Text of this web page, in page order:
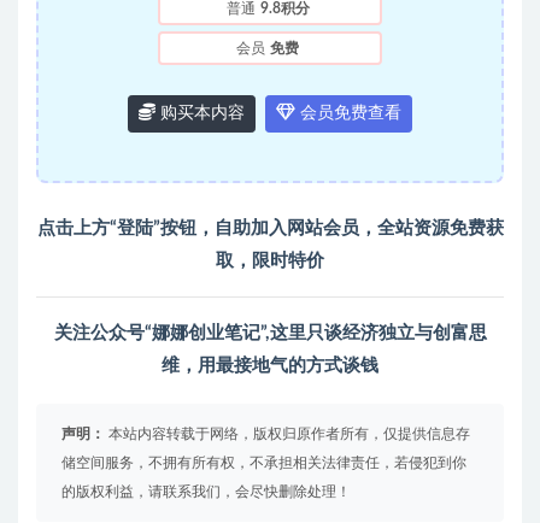
普通 9.8积分
会员 免费
购买本内容 会员免费查看
点击上方“登陆”按钮，自助加入 网站会员 ，全站资源免费获
取，限时特价
关注公众号“娜娜创业笔记”,这里只谈经济独立与创富思
维，用最接地气的方式谈钱
声明： 本站内容转载于网络，版权归原作者所有，仅提供信息存
储空间服务，不拥有所有权，不承担相关法律责任，若侵犯到你
的版权利益，请联系我们，会尽快删除处理！